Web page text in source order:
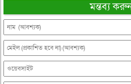
মন্তব্য